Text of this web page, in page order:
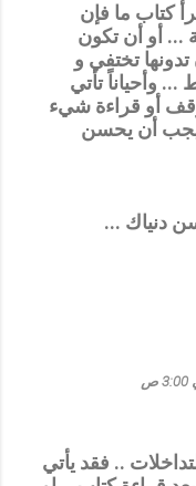
كتاب ما فإن
... أو أن تكون
تدونها تختفي و
وأحياناً تأتي
أو قراءة شيء
يجب أن يحسن
دنياك ...
.. فقد يأتي